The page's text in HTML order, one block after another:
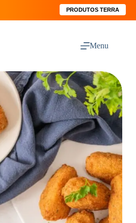
PRODUTOS TERRA
Menu